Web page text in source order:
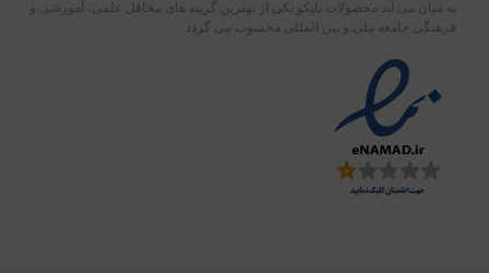
به میان می آید محصولات پاپکو یکی از بهترین گزینه های محافل علمی، آموزشی و
فرهنگی جامعه ملی و بین المللی محسوب می گردد